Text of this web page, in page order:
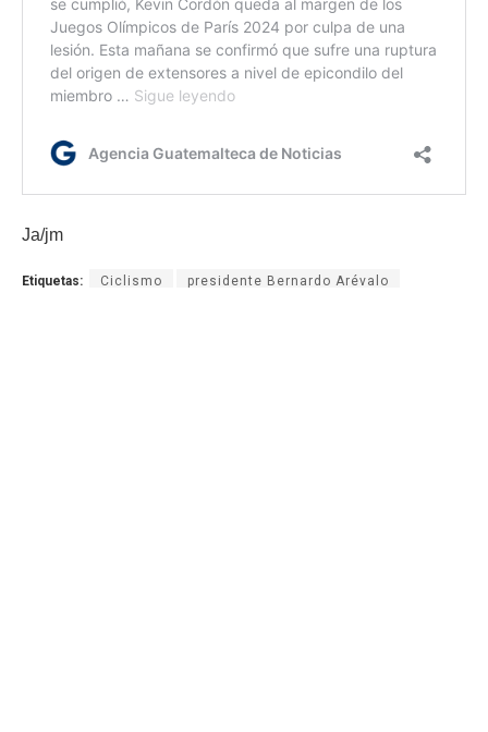
Ja/jm
Etiquetas: Ciclismo presidente Bernardo Arévalo